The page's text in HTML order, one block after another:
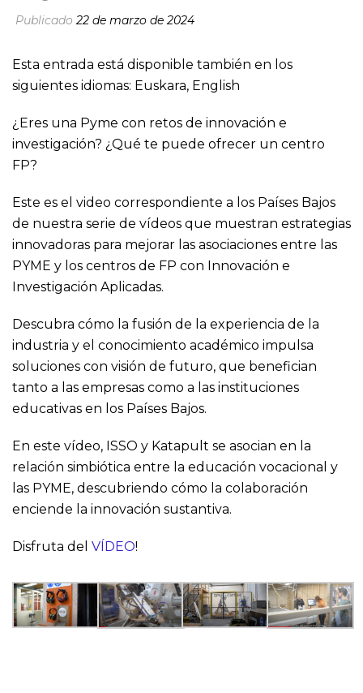
Publicado22 de marzo de 2024
Esta entrada está disponible también en los
siguientes idiomas: Euskara, English
¿Eres una Pyme con retos de innovación e
investigación? ¿Qué te puede ofrecer un centro
FP?
Este es el video correspondiente a los Países Bajos
de nuestra serie de vídeos que muestran estrategias
innovadoras para mejorar las asociaciones entre las
PYME y los centros de FP con Innovación e
Investigación Aplicadas.
Descubra cómo la fusión de la experiencia de la
industria y el conocimiento académico impulsa
soluciones con visión de futuro, que benefician
tanto a las empresas como a las instituciones
educativas en los Países Bajos.
En este vídeo, ISSO y Katapult se asocian en la
relación simbiótica entre la educación vocacional y
las PYME, descubriendo cómo la colaboración
enciende la innovación sustantiva.
Disfruta del VÍDEO!